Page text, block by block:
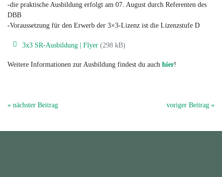
-die praktische Ausbildung erfolgt am 07. August durch Referenten des
DBB
-Voraussetzung für den Erwerb der 3×3-Lizenz ist die Lizenzstufe D
3x3 SR-Ausbildung | Flyer (298 kB)
Weitere Informationen zur Ausbildung findest du auch hier!
« nächster Beitrag voriger Beitrag »